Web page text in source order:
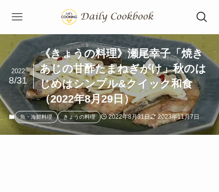
《きょうの料理》瀬尾幸子「焼き
あじの甘酢たまねぎがけ」秋のは
じめはシンプル&クイック和食
（2022年8月29日）
2022
8/31
魚・海鮮料理 きょうの料理 2022年8月31日 2023年11月7日